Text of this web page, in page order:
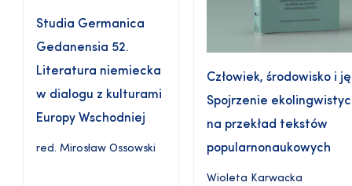
Studia Germanica
Gedanensia 52.
Literatura niemiecka
w dialogu z kulturami
Europy Wschodniej
red. Mirosław Ossowski
Człowiek, środowisko i
Spojrzenie
na przekład tekstów
popularnonaukowych
Wioleta Karwacka